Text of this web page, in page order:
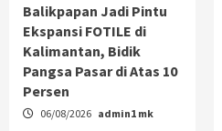
Balikpapan Jadi Pintu
Ekspansi FOTILE di
Kalimantan, Bidik
Pangsa Pasar di Atas 10
Persen
06/08/2026 admin1 mk